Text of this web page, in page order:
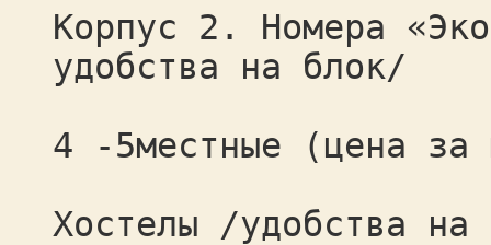
Корпус 2. Номера
удобства на блок/
4 -5местные (цена за
Хостелы /удобства